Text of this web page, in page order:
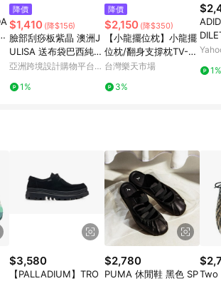
降價
$1,410 (降$156)
臉部刮痧板紫晶 澳洲J
ULISA 送布袋巴西純天
然新春開運穴道按摩
亞洲跨境設計購物平台
1%
降價
$2,150 (降$350)
【小龍擺位枕】小龍擺
位枕/翻身支撐枕TV-30
2
台灣樂天市場
3%
運動
1%
$3,580
【PALLADIUM】TRO
$2,780
PUMA 休閒鞋 黑色 SPTwo